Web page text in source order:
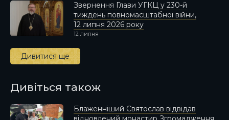
Звернення Глави УГКЦ у 230-й
тиждень повномасштабної війни,
12 липня 2026 року
12 липня
Дивитися ще
Дивіться також
Блаженніший Святослав відвідав